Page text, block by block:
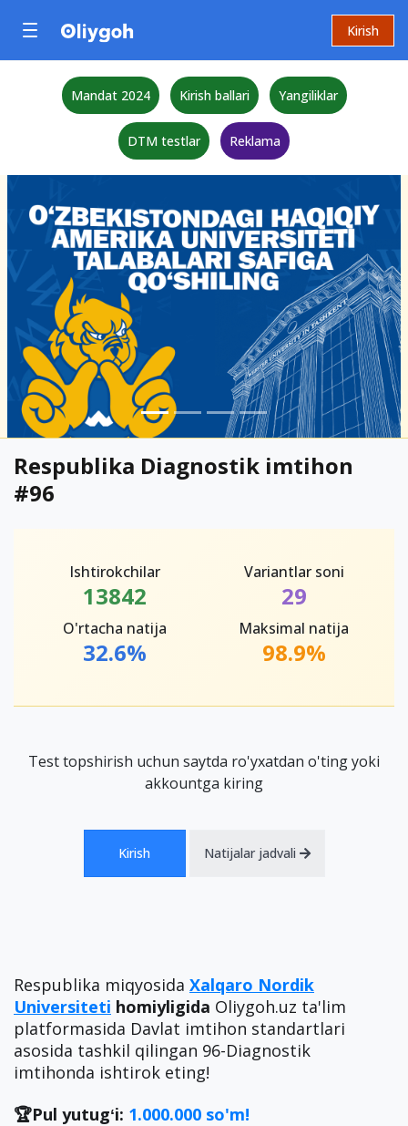
Kirish
Mandat 2024 Kirish ballari Yangiliklar
DTM testlar Reklama
Respublika miqyosida Xalqaro Nordik
Universiteti homiyligida Oliygoh.uz ta'lim
platformasida Davlat imtihon standartlari
asosida tashkil qilingan 96-Diagnostik
imtihonda ishtirok eting!
🏆Pul yutugʻi: 1.000.000 so'm!
Respublika Diagnostik imtihon
#96
Ishtirokchilar
13842
Variantlar soni
29
O'rtacha natija
32.6%
Maksimal natija
98.9%
Test topshirish uchun saytda ro'yxatdan o'ting yoki
akkountga kiring
Kirish Natijalar jadvali